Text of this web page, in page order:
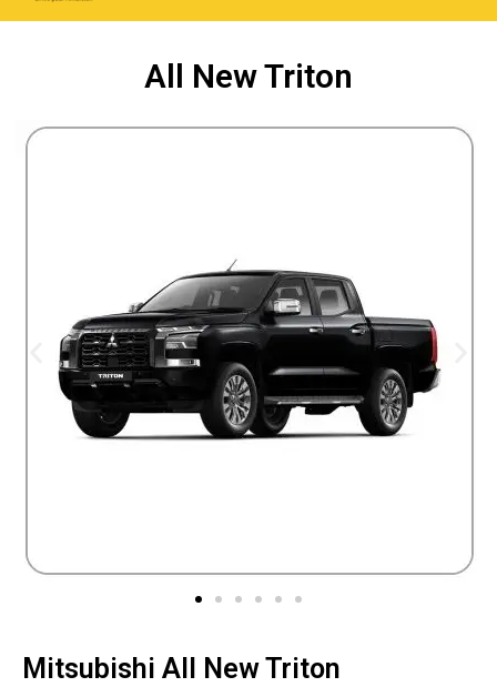
All New Triton
Mitsubishi All New Triton